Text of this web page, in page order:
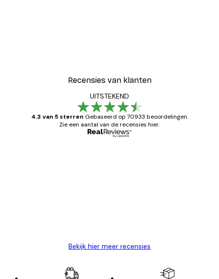
Recensies van klanten
UITSTEKEND
4.3 van 5 sterren Gebaseerd op 70933 beoordelingen.
Zie een aantal van de recensies hier.
Bekijk hier meer recensies